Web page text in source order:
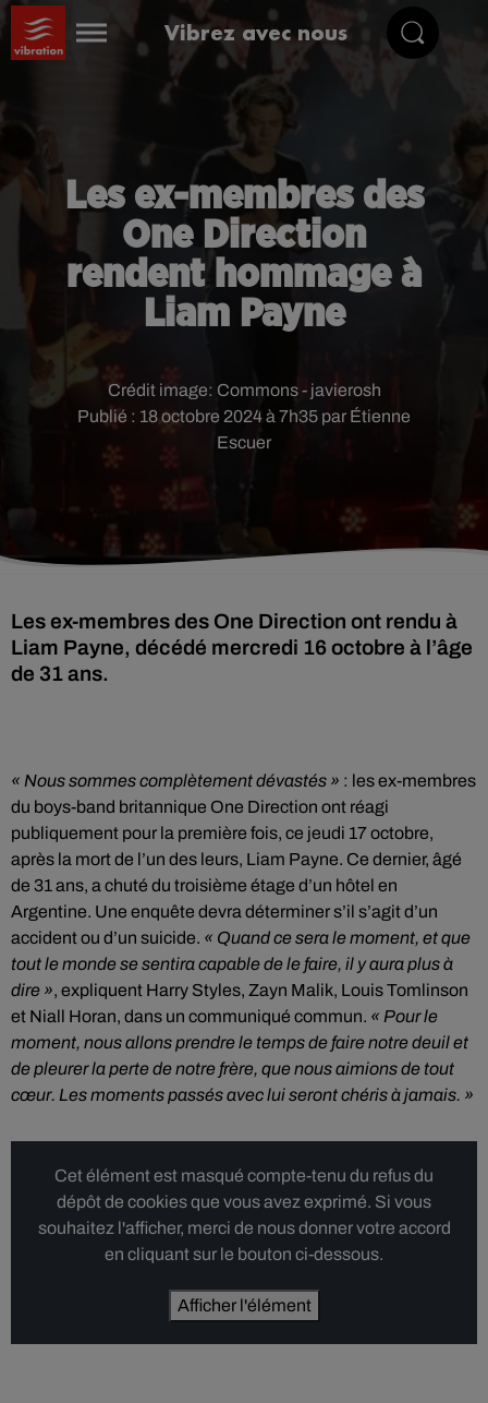
Vibrez avec nous
Les ex-membres des
One Direction
rendent hommage à
Liam Payne
Publié : 18 octobre 2024 à 7h35 par Étienne
Escuer
Crédit image: Commons - javierosh
Les ex-membres des One Direction ont rendu à
Liam Payne, décédé mercredi 16 octobre à l’âge
de 31 ans.
« Nous sommes complètement dévastés » : les ex-membres
du boys-band britannique One Direction ont réagi
publiquement pour la première fois, ce jeudi 17 octobre,
après la mort de l’un des leurs, Liam Payne. Ce dernier, âgé
de 31 ans, a chuté du troisième étage d’un hôtel en
Argentine. Une enquête devra déterminer s’il s’agit d’un
accident ou d’un suicide. « Quand ce sera le moment, et que
tout le monde se sentira capable de le faire, il y aura plus à
dire », expliquent Harry Styles, Zayn Malik, Louis Tomlinson
et Niall Horan, dans un communiqué commun. « Pour le
moment, nous allons prendre le temps de faire notre deuil et
de pleurer la perte de notre frère, que nous aimions de tout
cœur. Les moments passés avec lui seront chéris à jamais. »
Cet élément est masqué compte-tenu du refus du
dépôt de cookies que vous avez exprimé. Si vous
souhaitez l'afficher, merci de nous donner votre accord
en cliquant sur le bouton ci-dessous.
Afficher l'élément